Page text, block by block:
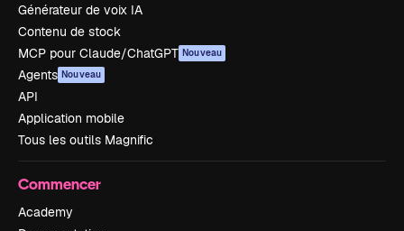
Générateur de voix IA
Contenu de stock
MCP pour Claude/ChatGPT Nouveau
Agents Nouveau
API
Application mobile
Tous les outils Magnific
Commencer
Academy